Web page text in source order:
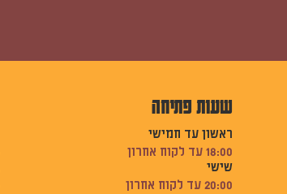
שעות פתיחה
ראשון עד חמישי
18:00 עד לקוח אחרון
שישי
20:00 עד לקוח אחרון